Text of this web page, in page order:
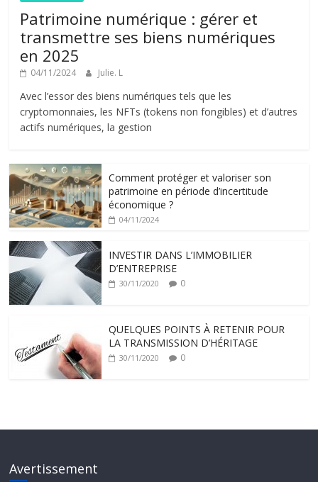
Patrimoine numérique : gérer et
transmettre ses biens numériques
en 2025
04/11/2024 Julie. L
Avec l’essor des biens numériques tels que les
cryptomonnaies, les NFTs (tokens non fongibles) et d’autres
actifs numériques, la gestion
Comment protéger et valoriser son
patrimoine en période d’incertitude
économique ?
04/11/2024
INVESTIR DANS L’IMMOBILIER
D’ENTREPRISE
30/11/2020 0
QUELQUES POINTS À RETENIR POUR
LA TRANSMISSION D’HÉRITAGE
30/11/2020 0
Avertissement